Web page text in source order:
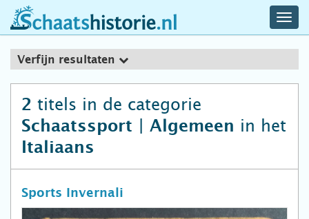
schaatshistorie.nl
Verfijn resultaten
2 titels in de categorie
Schaatssport | Algemeen in het
Italiaans
Sports Invernali